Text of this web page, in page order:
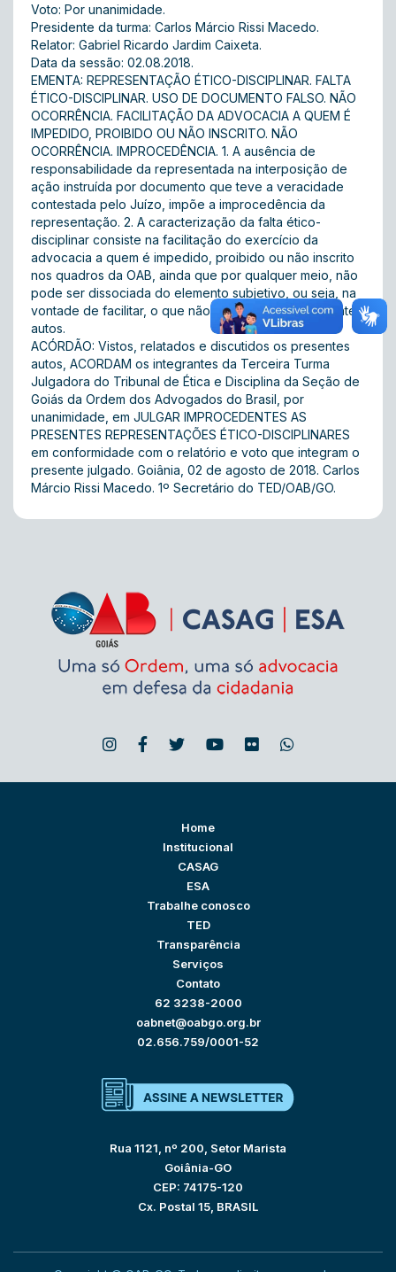
Voto: Por unanimidade.
Presidente da turma: Carlos Márcio Rissi Macedo.
Relator: Gabriel Ricardo Jardim Caixeta.
Data da sessão: 02.08.2018.
EMENTA: REPRESENTAÇÃO ÉTICO-DISCIPLINAR. FALTA
ÉTICO-DISCIPLINAR. USO DE DOCUMENTO FALSO. NÃO
OCORRÊNCIA. FACILITAÇÃO DA ADVOCACIA A QUEM É
IMPEDIDO, PROIBIDO OU NÃO INSCRITO. NÃO
OCORRÊNCIA. IMPROCEDÊNCIA. 1. A ausência de
responsabilidade da representada na interposição de
ação instruída por documento que teve a veracidade
contestada pelo Juízo, impõe a improcedência da
representação. 2. A caracterização da falta ético-
disciplinar consiste na facilitação do exercício da
advocacia a quem é impedido, proibido ou não inscrito
nos quadros da OAB, ainda que por qualquer meio, não
pode ser dissociada do elemento subjetivo, ou seja, na
vontade de facilitar, o que não se verifica nos presentes
autos.
ACÓRDÃO: Vistos, relatados e discutidos os presentes
autos, ACORDAM os integrantes da Terceira Turma
Julgadora do Tribunal de Ética e Disciplina da Seção de
Goiás da Ordem dos Advogados do Brasil, por
unanimidade, em JULGAR IMPROCEDENTES AS
PRESENTES REPRESENTAÇÕES ÉTICO-DISCIPLINARES
em conformidade com o relatório e voto que integram o
presente julgado. Goiânia, 02 de agosto de 2018. Carlos
Márcio Rissi Macedo. 1º Secretário do TED/OAB/GO.
Home
Institucional
CASAG
ESA
Trabalhe conosco
TED
Transparência
Serviços
Contato
62 3238-2000
oabnet@oabgo.org.br
02.656.759/0001-52
Rua 1121, nº 200, Setor Marista
Goiânia-GO
CEP: 74175-120
Cx. Postal 15, BRASIL